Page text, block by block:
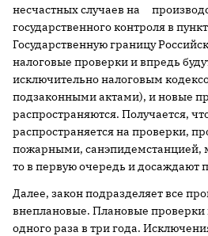
несчастных случаев на
государственного контроля в
Государственную границу
налоговые проверки и впредь
исключительно налоговым
подзаконными актами), и новые
распространяются. Получается,
распространяется на проверки,
пожарными, санэпидемстанцией,
то в первую очередь и досаждают
Далее, закон подразделяет все
внеплановые. Плановые проверки
одного раза в три года.